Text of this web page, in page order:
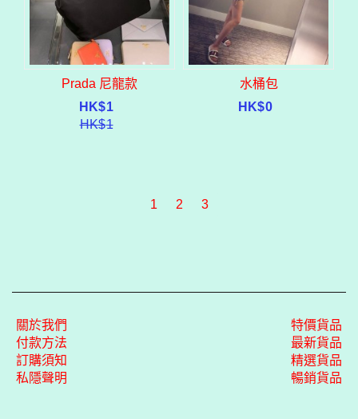
Prada 尼龍款
HK$1
HK$1
水桶包
HK$0
1 2 3
關於我們
付款方法
訂購須知
私隱聲明
特價貨品
最新貨品
精選貨品
暢銷貨品